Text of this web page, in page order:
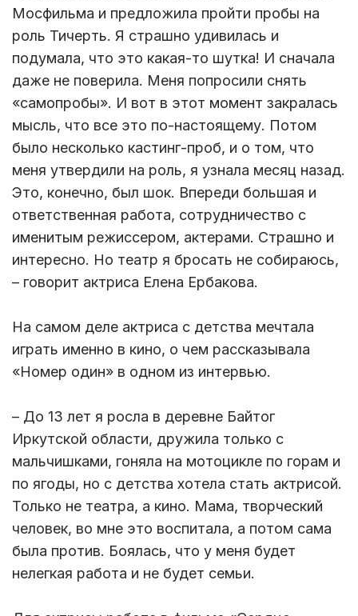
Мосфильма и предложила пройти пробы на
роль Тичерть. Я страшно удивилась и
подумала, что это какая-то шутка! И сначала
даже не поверила. Меня попросили снять
«самопробы». И вот в этот момент закралась
мысль, что все это по-настоящему. Потом
было несколько кастинг-проб, и о том, что
меня утвердили на роль, я узнала месяц назад.
Это, конечно, был шок. Впереди большая и
ответственная работа, сотрудничество с
именитым режиссером, актерами. Страшно и
интересно. Но театр я бросать не собираюсь,
– говорит актриса Елена Ербакова.
На самом деле актриса с детства мечтала
играть именно в кино, о чем рассказывала
«Номер один» в одном из интервью.
– До 13 лет я росла в деревне Байтог
Иркутской области, дружила только с
мальчишками, гоняла на мотоцикле по горам и
по ягоды, но с детства хотела стать актрисой.
Только не театра, а кино. Мама, творческий
человек, во мне это воспитала, а потом сама
была против. Боялась, что у меня будет
нелегкая работа и не будет семьи.